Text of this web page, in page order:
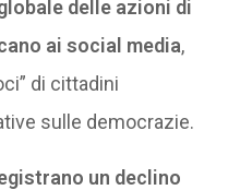
delle azioni di
ai social media,
di cittadini
sulle democrazie.
un declino